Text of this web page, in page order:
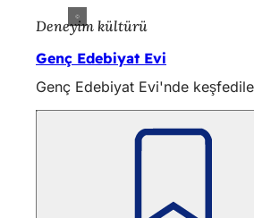
Deneyim kültürü
Genç Edebiyat Evi
Genç Edebiyat Evi'nde